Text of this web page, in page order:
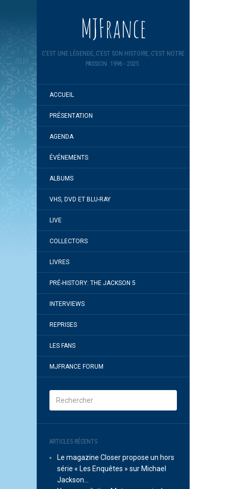
MJFrance
C'EST UNE LÉGENDE, C'EST SON HISTOIRE, C'EST NOTRE
PASSION. 1996 - 2025.
ACCUEIL
PRÉSENTATION
AGENDA
ÉVÉNEMENTS
ALBUMS
VHS, DVD ET BLU-RAY
LIVE
COLLECTORS
LIVRES
PRÉ-HISTORY: THE JACKSON 5
INTERVIEWS
REPRISES
LES FANS
MJFRANCE FORUM
ARTICLES RÉCENTS
Le magazine Closer propose un hors
série « Les Enquêtes » sur Michael
Jackson…